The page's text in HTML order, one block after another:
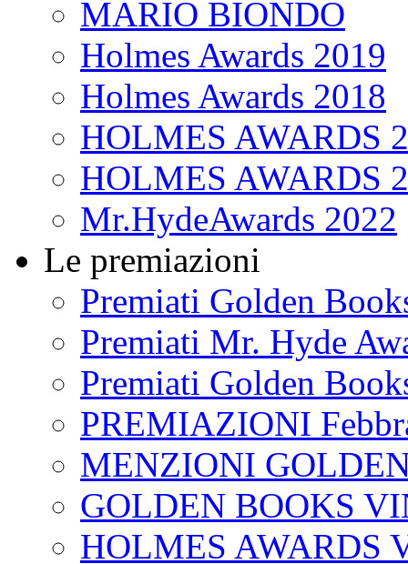
MARIO BIONDO
Holmes Awards 2019
Holmes Awards 2018
HOLMES AWARDS
HOLMES AWARDS
Mr.HydeAwards 2022
Le premiazioni
Premiati Golden
Premiati Mr. Hyde
Premiati Golden
PREMIAZIONI
MENZIONI
GOLDEN BOOKS
HOLMES AWARDS